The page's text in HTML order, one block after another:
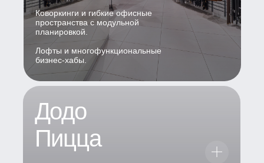
Коворкинги и гибкие офисные
пространства с модульной
планировкой.
Лофты и многофункциональные
бизнес-хабы.
Додо
Пицца